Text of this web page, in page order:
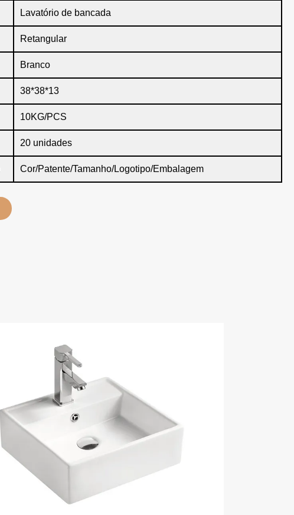
Lavatório de bancada
Retangular
Branco
38*38*13
10KG/PCS
20 unidades
Cor/Patente/Tamanho/Logotipo/Embalagem